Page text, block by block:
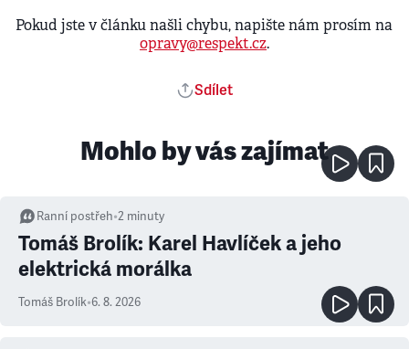
Pokud jste v článku našli chybu, napište nám prosím na
opravy@respekt.cz.
Sdílet
Mohlo by vás zajímat
Ranní postřeh•2 minuty
Tomáš Brolík: Karel Havlíček a jeho
elektrická morálka
Tomáš Brolík•6. 8. 2026